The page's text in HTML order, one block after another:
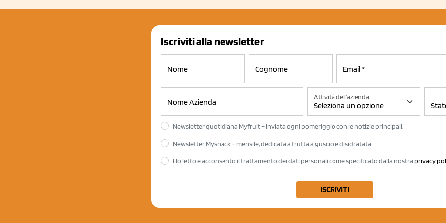
Iscriviti alla newsletter
Attività dell'azienda
Newsletter quotidiana Myfruit – inviata ogni pomeriggio con le notizie principali.
Newsletter Mysnack – mensile, dedicata a frutta a guscio e disidratata
Ho letto e acconsento il trattamento dei dati personali come specificato dalla nostra privacy
ISCRIVITI